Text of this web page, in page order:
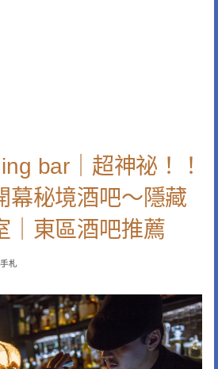
bar｜超神祕！！
幕秘境酒吧～隱藏
｜東區酒吧推薦
札